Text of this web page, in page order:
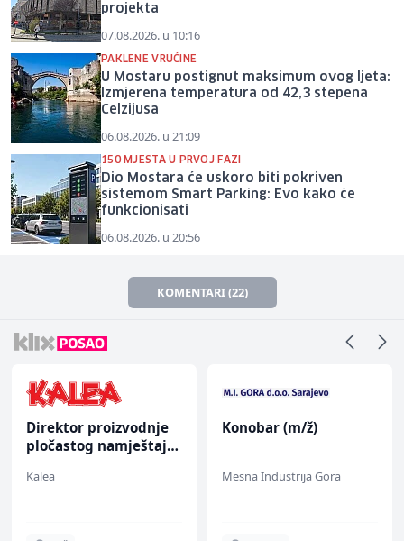
projekta
07.08.2026. u 10:16
PAKLENE VRUĆINE
U Mostaru postignut maksimum ovog ljeta:
Izmjerena temperatura od 42,3 stepena
Celzijusa
06.08.2026. u 21:09
150 MJESTA U PRVOJ FAZI
Dio Mostara će uskoro biti pokriven
sistemom Smart Parking: Evo kako će
funkcionisati
06.08.2026. u 20:56
KOMENTARI (22)
Direktor proizvodnje
pločastog namještaja
Kalea
Konobar (m/ž)
Mesna Industrija Gora